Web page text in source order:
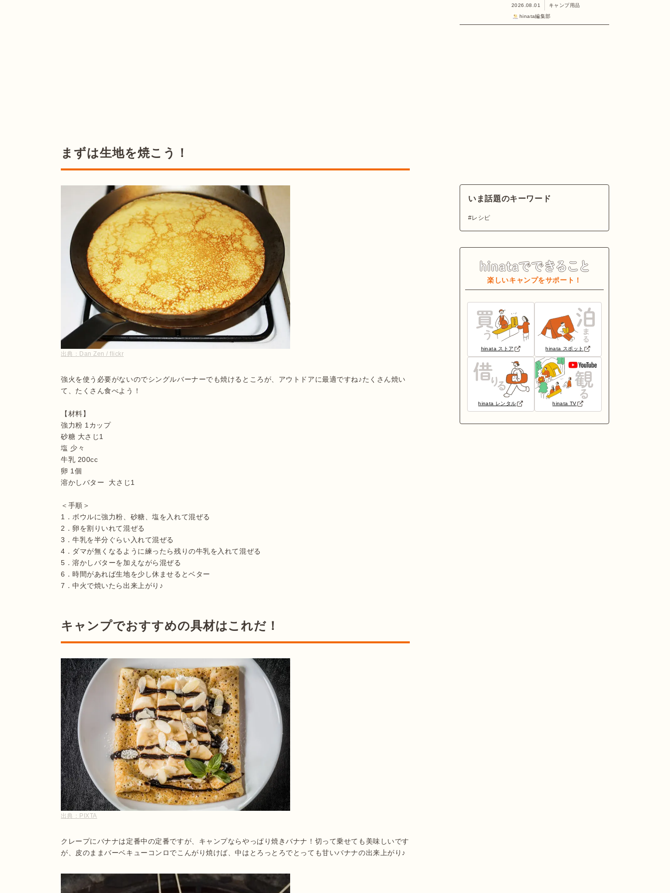
まずは生地を焼こう！
出典： Dan Zen / flickr
強火を使う必要がないのでシングルバーナーでも焼けるところが、アウトドアに最適ですね♪たくさん焼い
て、たくさん食べよう！
【材料】
強力粉 1カップ
砂糖 大さじ1
塩 少々
牛乳 200cc
卵 1個
溶かしバター  大さじ1
＜手順＞
1．ボウルに強力粉、砂糖、塩を入れて混ぜる
2．卵を割りいれて混ぜる
3．牛乳を半分ぐらい入れて混ぜる
4．ダマが無くなるように練ったら残りの牛乳を入れて混ぜる
5．溶かしバターを加えながら混ぜる
6．時間があれば生地を少し休ませるとベター
7．中火で焼いたら出来上がり♪
キャンプでおすすめの具材はこれだ！
出典： PIXTA
クレープにバナナは定番中の定番ですが、キャンプならやっぱり焼きバナナ！切って乗せても美味しいです
が、皮のままバーベキューコンロでこんがり焼けば、中はとろっとろでとっても甘いバナナの出来上がり♪
2026.08.01
キャンプ用品
hinata編集部
いま話題のキーワード
レシピ
楽しいキャンプをサポート！
hinata ストア hinata スポット
hinata レンタル hinata TV